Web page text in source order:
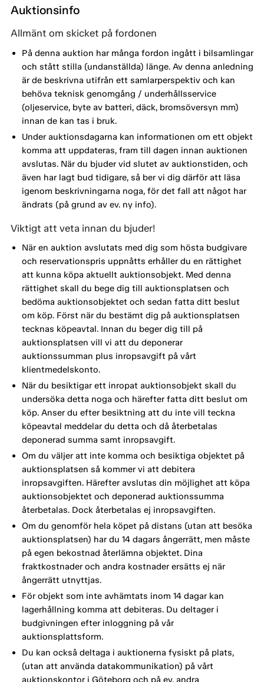
Auktionsinfo
Allmänt om skicket på fordonen
På denna auktion har många fordon ingått i bilsamlingar
och stått stilla (undanställda) länge. Av denna anledning
är de beskrivna utifrån ett samlarperspektiv och kan
behöva teknisk genomgång / underhållsservice
(oljeservice, byte av batteri, däck, bromsöversyn mm)
innan de kan tas i bruk.
Under auktionsdagarna kan informationen om ett objekt
komma att uppdateras, fram till dagen innan auktionen
avslutas. När du bjuder vid slutet av auktionstiden, och
även har lagt bud tidigare, så ber vi dig därför att läsa
igenom beskrivningarna noga, för det fall att något har
ändrats (på grund av ev. ny info).
Viktigt att veta innan du bjuder!
När en auktion avslutats med dig som hösta budgivare
och reservationspris uppnåtts erhåller du en rättighet
att kunna köpa aktuellt auktionsobjekt. Med denna
rättighet skall du bege dig till auktionsplatsen och
bedöma auktionsobjektet och sedan fatta ditt beslut
om köp. Först när du bestämt dig på auktionsplatsen
tecknas köpeavtal. Innan du beger dig till på
auktionsplatsen vill vi att du deponerar
auktionssumman plus inropsavgift på vårt
klientmedelskonto.
När du besiktigar ett inropat auktionsobjekt skall du
undersöka detta noga och härefter fatta ditt beslut om
köp. Anser du efter besiktning att du inte vill teckna
köpeavtal meddelar du detta och då återbetalas
deponerad summa samt inropsavgift.
Om du väljer att inte komma och besiktiga objektet på
auktionsplatsen så kommer vi att debitera
inropsavgiften. Härefter avslutas din möjlighet att köpa
auktionsobjektet och deponerad auktionssumma
återbetalas. Dock återbetalas ej inropsavgiften.
Om du genomför hela köpet på distans (utan att besöka
auktionsplatsen) har du 14 dagars ångerrätt, men måste
på egen bekostnad återlämna objektet. Dina
fraktkostnader och andra kostnader ersätts ej när
ångerrätt utnyttjas.
För objekt som inte avhämtats inom 14 dagar kan
lagerhållning komma att debiteras. Du deltager i
budgivningen efter inloggning på vår
auktionsplattsform.
Du kan också deltaga i auktionerna fysiskt på plats,
(utan att använda datakommunikation) på vårt
auktionskontor i Göteborg och på ev. andra